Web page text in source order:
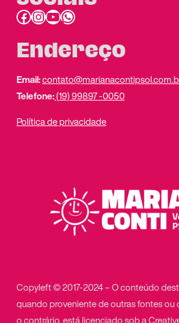
Facebook InstagramYoutube link do whatsapp
Endereço
Email:
Telefone:(19) 99897 -0050
Política de privacidade
Copyleft © 2017-2024 – O conteúdo
quando proveniente de outras fontes
o contrário, está licenciado sob a